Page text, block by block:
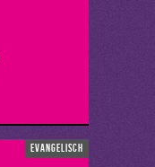
evangelisch